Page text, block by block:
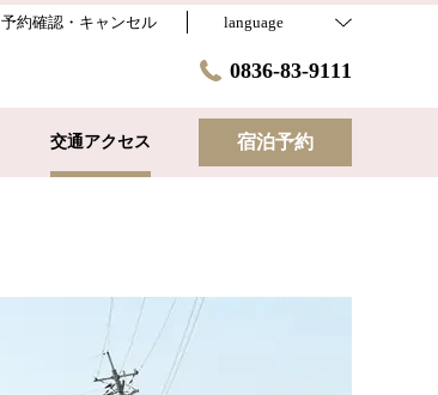
予約確認・キャンセル language
0836-83-9111
交通アクセス 宿泊予約